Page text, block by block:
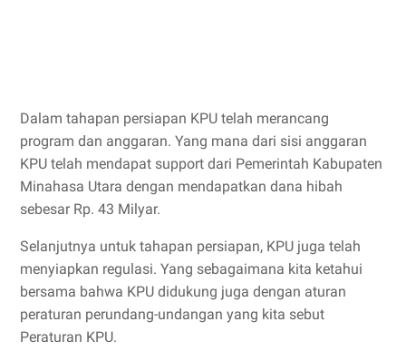
Dalam tahapan persiapan KPU telah merancang
program dan anggaran. Yang mana dari sisi anggaran
KPU telah mendapat support dari Pemerintah Kabupaten
Minahasa Utara dengan mendapatkan dana hibah
sebesar Rp. 43 Milyar.
Selanjutnya untuk tahapan persiapan, KPU juga telah
menyiapkan regulasi. Yang sebagaimana kita ketahui
bersama bahwa KPU didukung juga dengan aturan
peraturan perundang-undangan yang kita sebut
Peraturan KPU.